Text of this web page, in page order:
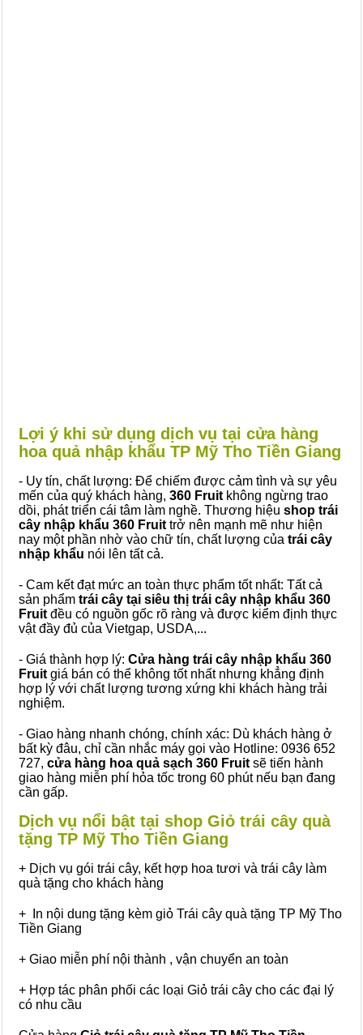
Lợi ý khi sử dụng dịch vụ tại cửa hàng
hoa quả nhập khẩu TP Mỹ Tho Tiền Giang
- Uy tín, chất lượng: Để chiếm được cảm tình và sự yêu
mến của quý khách hàng, 360 Fruit không ngừng trao
dồi, phát triển cái tâm làm nghề. Thương hiệu shop trái
cây nhập khẩu 360 Fruit trở nên mạnh mẽ như hiện
nay một phần nhờ vào chữ tín, chất lượng của trái cây
nhập khẩu nói lên tất cả.
- Cam kết đạt mức an toàn thực phẩm tốt nhất: Tất cả
sản phẩm trái cây tại siêu thị trái cây nhập khẩu 360
Fruit đều có nguồn gốc rõ ràng và được kiểm định thực
vật đầy đủ của Vietgap, USDA,...
- Giá thành hợp lý: Cửa hàng trái cây nhập khẩu 360
Fruit giá bán có thể không tốt nhất nhưng khẳng định
hợp lý với chất lượng tương xứng khi khách hàng trải
nghiệm.
- Giao hàng nhanh chóng, chính xác: Dù khách hàng ở
bất kỳ đâu, chỉ cần nhắc máy gọi vào Hotline: 0936 652
727, cửa hàng hoa quả sạch 360 Fruit sẽ tiến hành
giao hàng miễn phí hỏa tốc trong 60 phút nếu bạn đang
cần gấp.
Dịch vụ nổi bật tại shop Giỏ trái cây quà
tặng TP Mỹ Tho Tiền Giang
+ Dịch vụ gói trái cây, kết hợp hoa tươi và trái cây làm
quà tặng cho khách hàng
+ In nội dung tặng kèm giỏ Trái cây quà tặng TP Mỹ Tho
Tiền Giang
+ Giao miễn phí nội thành , vận chuyển an toàn
+ Hợp tác phân phối các loại Giỏ trái cây cho các đại lý
có nhu cầu